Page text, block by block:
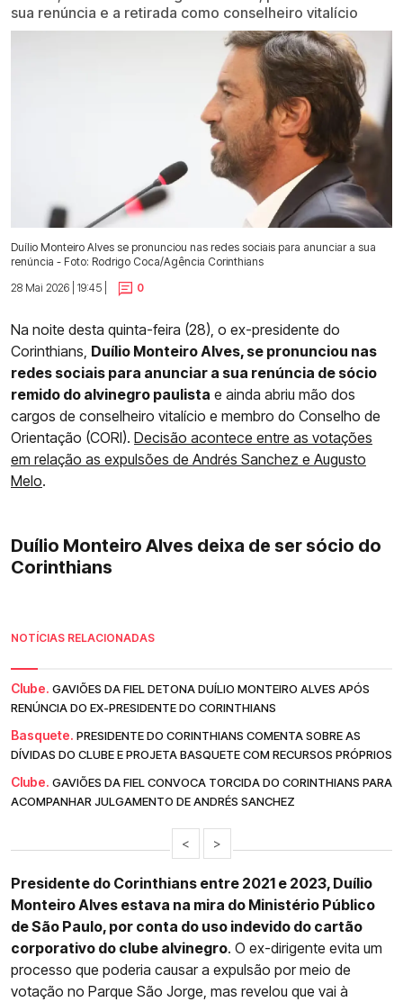
sua renúncia e a retirada como conselheiro vitalício
Duílio Monteiro Alves se pronunciou nas redes sociais para anunciar a sua
renúncia - Foto: Rodrigo Coca/Agência Corinthians
28 Mai 2026 | 19:45 |
0
Na noite desta quinta-feira (28), o ex-presidente do
Corinthians, Duílio Monteiro Alves, se pronunciou nas
redes sociais para anunciar a sua renúncia de sócio
remido do alvinegro paulista e ainda abriu mão dos
cargos de conselheiro vitalício e membro do Conselho de
Orientação (CORI). Decisão acontece entre as votações
em relação as expulsões de Andrés Sanchez e Augusto
Melo.
Duílio Monteiro Alves deixa de ser sócio do
Corinthians
NOTÍCIAS RELACIONADAS
Clube. GAVIÕES DA FIEL DETONA DUÍLIO MONTEIRO ALVES APÓS
RENÚNCIA DO EX-PRESIDENTE DO CORINTHIANS
Basquete. PRESIDENTE DO CORINTHIANS COMENTA SOBRE AS
DÍVIDAS DO CLUBE E PROJETA BASQUETE COM RECURSOS PRÓPRIOS
Clube. GAVIÕES DA FIEL CONVOCA TORCIDA DO CORINTHIANS PARA
ACOMPANHAR JULGAMENTO DE ANDRÉS SANCHEZ
< >
Presidente do Corinthians entre 2021 e 2023, Duílio
Monteiro Alves estava na mira do Ministério Público
de São Paulo, por conta do uso indevido do cartão
corporativo do clube alvinegro. O ex-dirigente evita um
processo que poderia causar a expulsão por meio de
votação no Parque São Jorge, mas revelou que vai à